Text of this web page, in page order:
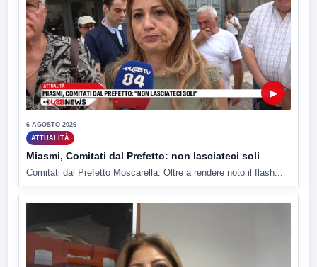
▶
6 AGOSTO 2026
ATTUALITÀ
Miasmi, Comitati dal Prefetto: non lasciateci soli
Comitati dal Prefetto Moscarella. Oltre a rendere noto il flash...